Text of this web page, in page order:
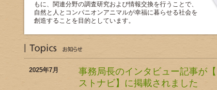
もに、関連分野の調査研究および情報交換を行うことで、
自然と人とコンパニオンアニマルが幸福に暮らせる社会を
創造することを目的としています。
2025年7月
事務局長のインタビュー記事が
ストナビ】に掲載されました